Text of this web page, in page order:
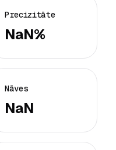
Precizitāte
NaN%
Nāves
NaN